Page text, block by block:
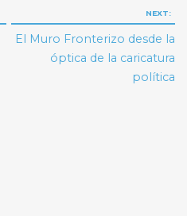
NEXT:
El Muro Fronterizo desde la
óptica de la caricatura
política